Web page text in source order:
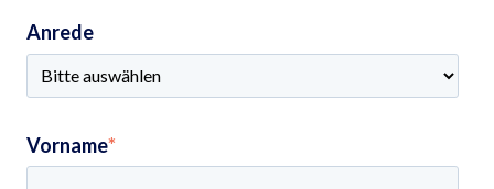
Anrede
Vorname*